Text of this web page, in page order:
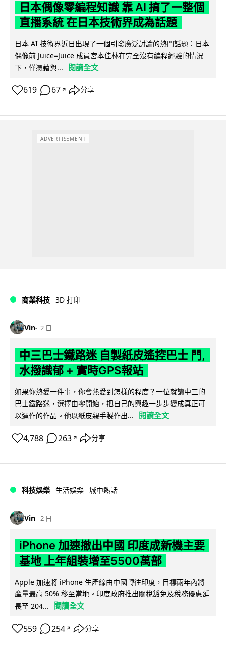
日本偶像零編程知識 靠 AI 搞了一整個
直播系統 在日本技術界成為話題
日本 AI 技術界近日出現了一個引發廣泛討論的熱門話題：日本
偶像前 Juice=Juice 成員宮本佳林在完全沒有編程經驗的情況
下，僅憑藉與...
閱讀全文
619 67 ↗ 分享
ADVERTISEMENT
商業科技 3D 打印
Vin 2 日
中三巴士鐵路迷 自製紙皮遙控巴士 門,
水撥識郁 + 實時GPS報站
如果你熱愛一件事，你會熱愛到怎樣的程度？一位就讀中三的
巴士鐵路迷，選擇由零開始，把自己的興趣一步步變成真正可
以運作的作品。他以紙皮親手製作出...
閱讀全文
4,788 263 ↗ 分享
科技娛樂 生活娛樂 城中熱話
Vin 2 日
iPhone 加速撤出中國 印度成新機主要
基地 上年組裝增至5500萬部
Apple 加速將 iPhone 生產線由中國轉往印度，目標兩年內將
產量最高 50% 移至當地。印度政府推出關稅豁免及稅務優惠延
長至 204...
閱讀全文
559 254 ↗ 分享